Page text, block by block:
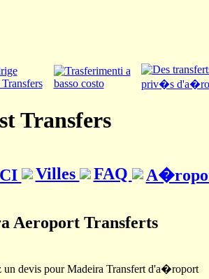
Transfers
Villes FAQ
Aeroport Transferts
un devis pour Madeira Transfert d'a�roport